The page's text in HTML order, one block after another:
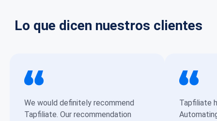
Lo que dicen nuestros clientes
We would definitely recommend
Tapfiliate. Our recommendation
Tapfiliate